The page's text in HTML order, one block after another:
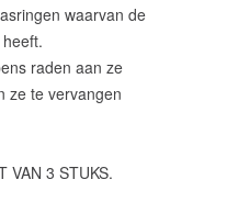
waarvan de
raden aan ze
ze te vervangen
VAN 3 STUKS.